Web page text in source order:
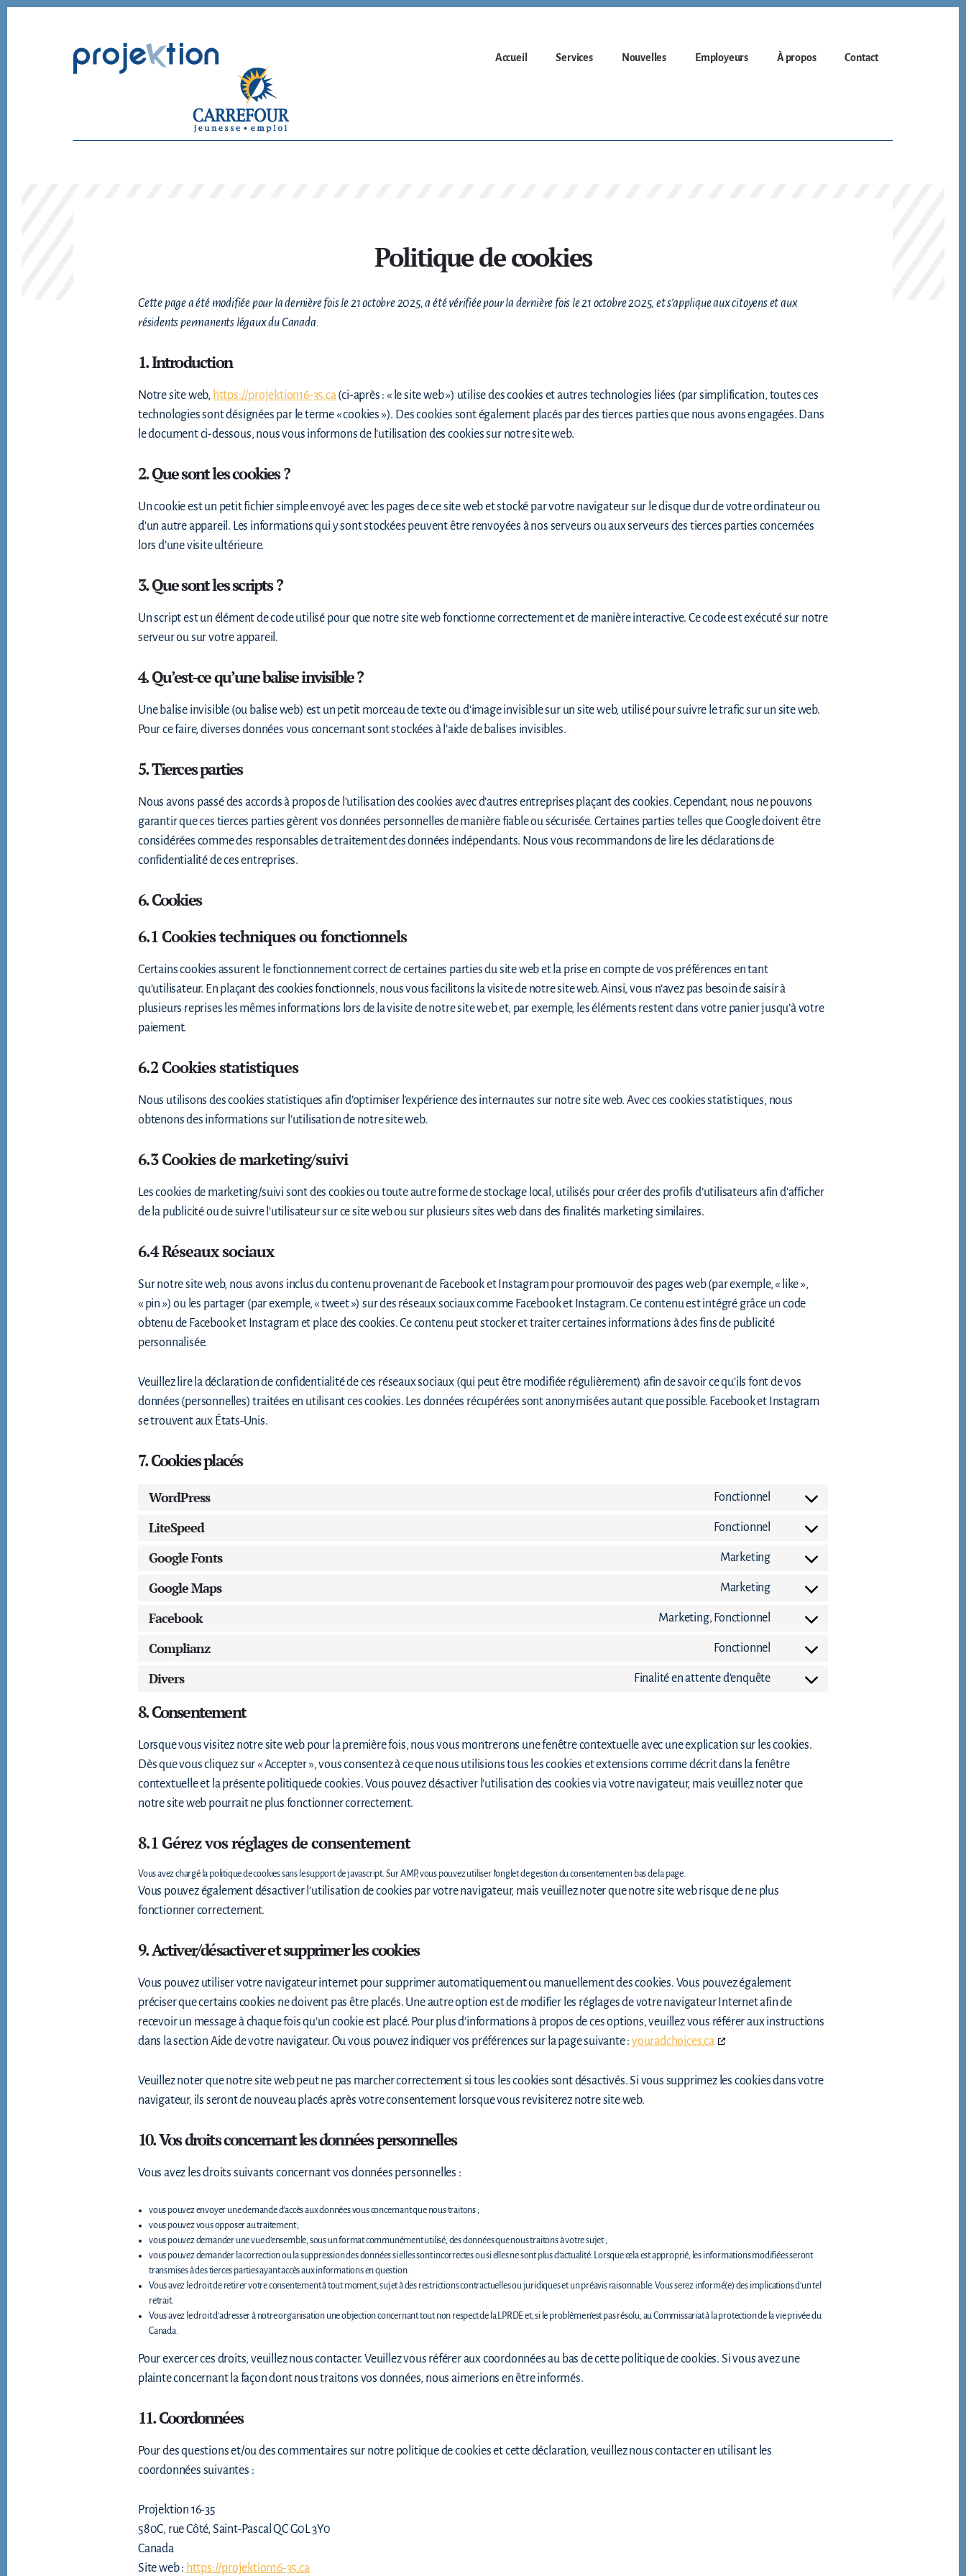
Accueil Services Nouvelles Employeurs À propos Contact
Politique de cookies
Cette page a été modifiée pour la dernière fois le 21 octobre 2025, a été vérifiée pour la dernière fois le 21 octobre 2025, et s’applique aux citoyens et aux
résidents permanents légaux du Canada.
1. Introduction
Notre site web, https://projektion16-35.ca (ci-après : « le site web ») utilise des cookies et autres technologies liées (par simplification, toutes ces
technologies sont désignées par le terme « cookies »). Des cookies sont également placés par des tierces parties que nous avons engagées. Dans
le document ci-dessous, nous vous informons de l’utilisation des cookies sur notre site web.
2. Que sont les cookies ?
Un cookie est un petit fichier simple envoyé avec les pages de ce site web et stocké par votre navigateur sur le disque dur de votre ordinateur ou
d’un autre appareil. Les informations qui y sont stockées peuvent être renvoyées à nos serveurs ou aux serveurs des tierces parties concernées
lors d’une visite ultérieure.
3. Que sont les scripts ?
Un script est un élément de code utilisé pour que notre site web fonctionne correctement et de manière interactive. Ce code est exécuté sur notre
serveur ou sur votre appareil.
4. Qu’est-ce qu’une balise invisible ?
Une balise invisible (ou balise web) est un petit morceau de texte ou d’image invisible sur un site web, utilisé pour suivre le trafic sur un site web.
Pour ce faire, diverses données vous concernant sont stockées à l’aide de balises invisibles.
5. Tierces parties
Nous avons passé des accords à propos de l’utilisation des cookies avec d’autres entreprises plaçant des cookies. Cependant, nous ne pouvons
garantir que ces tierces parties gèrent vos données personnelles de manière fiable ou sécurisée. Certaines parties telles que Google doivent être
considérées comme des responsables de traitement des données indépendants. Nous vous recommandons de lire les déclarations de
confidentialité de ces entreprises.
6. Cookies
6.1 Cookies techniques ou fonctionnels
Certains cookies assurent le fonctionnement correct de certaines parties du site web et la prise en compte de vos préférences en tant
qu’utilisateur. En plaçant des cookies fonctionnels, nous vous facilitons la visite de notre site web. Ainsi, vous n’avez pas besoin de saisir à
plusieurs reprises les mêmes informations lors de la visite de notre site web et, par exemple, les éléments restent dans votre panier jusqu’à votre
paiement.
6.2 Cookies statistiques
Nous utilisons des cookies statistiques afin d’optimiser l’expérience des internautes sur notre site web. Avec ces cookies statistiques, nous
obtenons des informations sur l’utilisation de notre site web.
6.3 Cookies de marketing/suivi
Les cookies de marketing/suivi sont des cookies ou toute autre forme de stockage local, utilisés pour créer des profils d’utilisateurs afin d’afficher
de la publicité ou de suivre l’utilisateur sur ce site web ou sur plusieurs sites web dans des finalités marketing similaires.
6.4 Réseaux sociaux
Sur notre site web, nous avons inclus du contenu provenant de Facebook et Instagram pour promouvoir des pages web (par exemple, « like »,
« pin ») ou les partager (par exemple, « tweet ») sur des réseaux sociaux comme Facebook et Instagram. Ce contenu est intégré grâce un code
obtenu de Facebook et Instagram et place des cookies. Ce contenu peut stocker et traiter certaines informations à des fins de publicité
personnalisée.
Veuillez lire la déclaration de confidentialité de ces réseaux sociaux (qui peut être modifiée régulièrement) afin de savoir ce qu’ils font de vos
données (personnelles) traitées en utilisant ces cookies. Les données récupérées sont anonymisées autant que possible. Facebook et Instagram
se trouvent aux États-Unis.
7. Cookies placés
WordPress Fonctionnel
Consent
LiteSpeed Fonctionnel
Consent
Google Fonts Marketing
Consent
Google Maps Marketing
Consent
Facebook Marketing, Fonctionnel
Consent
Complianz Fonctionnel
Consent
Divers Finalité en attente d’enquête
Consent
8. Consentement
Lorsque vous visitez notre site web pour la première fois, nous vous montrerons une fenêtre contextuelle avec une explication sur les cookies.
Dès que vous cliquez sur « Accepter », vous consentez à ce que nous utilisions tous les cookies et extensions comme décrit dans la fenêtre
contextuelle et la présente politiquede cookies. Vous pouvez désactiver l’utilisation des cookies via votre navigateur, mais veuillez noter que
notre site web pourrait ne plus fonctionner correctement.
8.1 Gérez vos réglages de consentement
Vous avez chargé la politique de cookies sans le support de javascript. Sur AMP, vous pouvez utiliser l’onglet de gestion du consentement en bas de la page.
Vous pouvez également désactiver l’utilisation de cookies par votre navigateur, mais veuillez noter que notre site web risque de ne plus
fonctionner correctement.
9. Activer/désactiver et supprimer les cookies
Vous pouvez utiliser votre navigateur internet pour supprimer automatiquement ou manuellement des cookies. Vous pouvez également
préciser que certains cookies ne doivent pas être placés. Une autre option est de modifier les réglages de votre navigateur Internet afin de
recevoir un message à chaque fois qu’un cookie est placé. Pour plus d’informations à propos de ces options, veuillez vous référer aux instructions
dans la section Aide de votre navigateur. Ou vous pouvez indiquer vos préférences sur la page suivante : youradchoices.ca
Veuillez noter que notre site web peut ne pas marcher correctement si tous les cookies sont désactivés. Si vous supprimez les cookies dans votre
navigateur, ils seront de nouveau placés après votre consentement lorsque vous revisiterez notre site web.
10. Vos droits concernant les données personnelles
Vous avez les droits suivants concernant vos données personnelles :
vous pouvez envoyer une demande d’accès aux données vous concernant que nous traitons ;
vous pouvez vous opposer au traitement ;
vous pouvez demander une vue d’ensemble, sous un format communément utilisé, des données que nous traitons à votre sujet ;
vous pouvez demander la correction ou la suppression des données si elles sont incorrectes ou si elles ne sont plus d’actualité. Lorsque cela est approprié, les informations modifiées seront
transmises à des tierces parties ayant accès aux informations en question.
Vous avez le droit de retirer votre consentement à tout moment, sujet à des restrictions contractuelles ou juridiques et un préavis raisonnable. Vous serez informé(e) des implications d’un tel
retrait.
Vous avez le droit d’adresser à notre organisation une objection concernant tout non respect de la LPRDE et, si le problème n’est pas résolu, au Commissariat à la protection de la vie privée du
Canada.
Pour exercer ces droits, veuillez nous contacter. Veuillez vous référer aux coordonnées au bas de cette politique de cookies. Si vous avez une
plainte concernant la façon dont nous traitons vos données, nous aimerions en être informés.
11. Coordonnées
Pour des questions et/ou des commentaires sur notre politique de cookies et cette déclaration, veuillez nous contacter en utilisant les
coordonnées suivantes :
Projektion 16-35
580C, rue Côté, Saint-Pascal QC G0L 3Y0
Canada
Site web : https://projektion16-35.ca